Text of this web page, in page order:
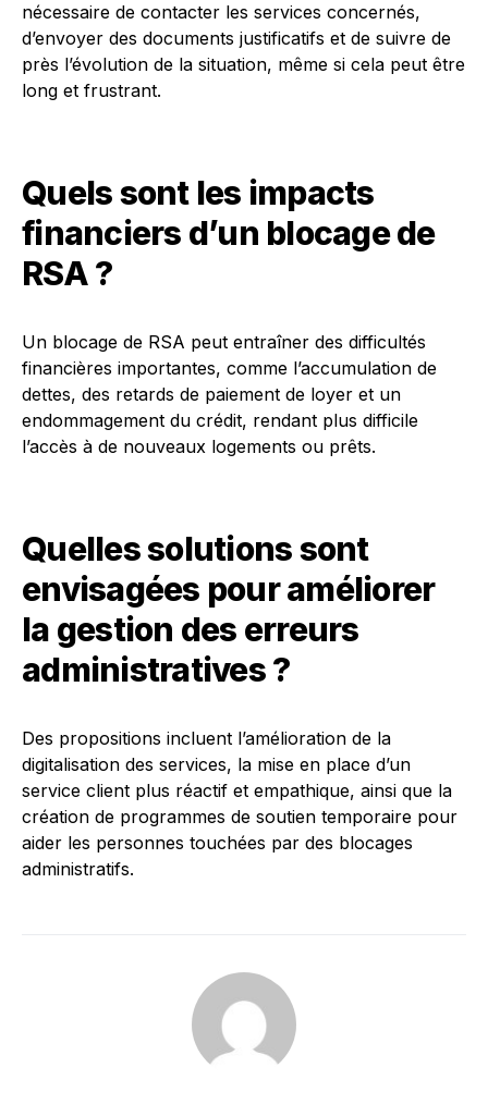
nécessaire de contacter les services concernés,
d’envoyer des documents justificatifs et de suivre de
près l’évolution de la situation, même si cela peut être
long et frustrant.
Quels sont les impacts
financiers d’un blocage de
RSA ?
Un blocage de RSA peut entraîner des difficultés
financières importantes, comme l’accumulation de
dettes, des retards de paiement de loyer et un
endommagement du crédit, rendant plus difficile
l’accès à de nouveaux logements ou prêts.
Quelles solutions sont
envisagées pour améliorer
la gestion des erreurs
administratives ?
Des propositions incluent l’amélioration de la
digitalisation des services, la mise en place d’un
service client plus réactif et empathique, ainsi que la
création de programmes de soutien temporaire pour
aider les personnes touchées par des blocages
administratifs.